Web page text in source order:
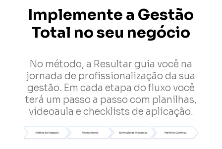
Implemente a Gestão
Total no seu negócio
No método, a Resultar guia você na
jornada de profissionalização da sua
gestão. Em cada etapa do fluxo você
terá um passo a passo com planilhas,
videoaula e checklists de aplicação.